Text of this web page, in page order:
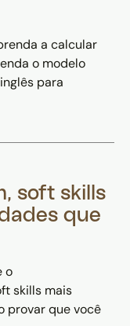
a calcular
o modelo
para
soft skills
que
o
skills mais
provar que você